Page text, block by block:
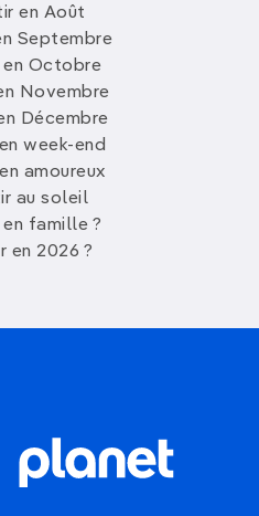
en Août
Septembre
en Octobre
Novembre
Décembre
week-end
amoureux
au soleil
famille ?
en 2026 ?